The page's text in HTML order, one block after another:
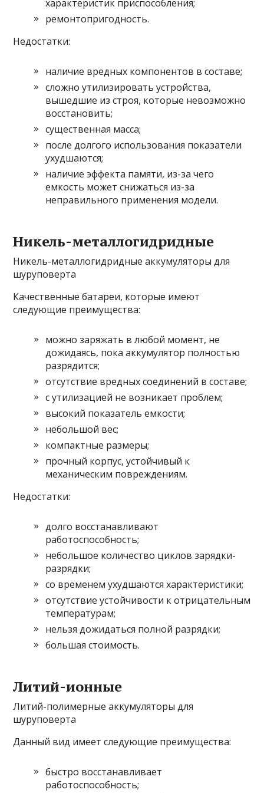
характеристик приспособления;
ремонтопригодность.
Недостатки:
наличие вредных компонентов в составе;
сложно утилизировать устройства,
вышедшие из строя, которые невозможно
восстановить;
существенная масса;
после долгого использования показатели
ухудшаются;
наличие эффекта памяти, из-за чего
емкость может снижаться из-за
неправильного применения модели.
Никель-металлогидридные
Никель-металлогидридные аккумуляторы для
шуруповерта
Качественные батареи, которые имеют
следующие преимущества:
можно заряжать в любой момент, не
дожидаясь, пока аккумулятор полностью
разрядится;
отсутствие вредных соединений в составе;
с утилизацией не возникает проблем;
высокий показатель емкости;
небольшой вес;
компактные размеры;
прочный корпус, устойчивый к
механическим повреждениям.
Недостатки:
долго восстанавливают
работоспособность;
небольшое количество циклов зарядки-
разрядки;
со временем ухудшаются характеристики;
отсутствие устойчивости к отрицательным
температурам;
нельзя дожидаться полной разрядки;
большая стоимость.
Литий-ионные
Литий-полимерные аккумуляторы для
шуруповерта
Данный вид имеет следующие преимущества:
быстро восстанавливает
работоспособность;